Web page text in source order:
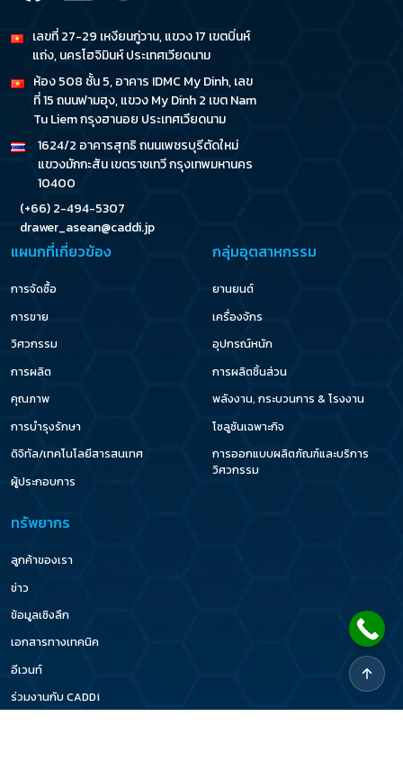
เลขที่ 27-29 เหงียนกู่วาน, แขวง 17 เขตบิ่นห์
แถ่ง, นครโฮจิมินห์ ประเทศเวียดนาม
ห้อง 508 ชั้น 5, อาคาร IDMC My Dinh, เลข
ที่ 15 ถนนฟามฮุง, แขวง My Dinh 2 เขต Nam
Tu Liem กรุงฮานอย ประเทศเวียดนาม
1624/2 อาคารสุทธิ ถนนเพชรบุรีตัดใหม่
แขวงมักกะสัน เขตราชเทวี กรุงเทพมหานคร
10400
(+66) 2-494-5307
drawer_asean@caddi.jp
แผนกที่เกี่ยวข้อง
การจัดซื้อ
การขาย
วิศวกรรม
การผลิต
คุณภาพ
การบำรุงรักษา
ดิจิทัล/เทคโนโลยีสารสนเทศ
ผู้ประกอบการ
กลุ่มอุตสาหกรรม
ยานยนต์
เครื่องจักร
อุปกรณ์หนัก
การผลิตชิ้นส่วน
พลังงาน, กระบวนการ & โรงงาน
โซลูชันเฉพาะกิจ
การออกแบบผลิตภัณฑ์และบริการ
วิศวกรรม
ทรัพยากร
ลูกค้าของเรา
ข่าว
ข้อมูลเชิงลึก
เอกสารทางเทคนิค
อีเวนท์
ร่วมงานกับ CADDi